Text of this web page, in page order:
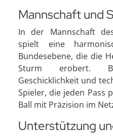
Mannschaft und
In der Mannschaft
spielt eine
Bundesebene, die die
Sturm erobert.
Geschicklichkeit und
Spieler, die jeden Pass
Ball mit Präzision im
Unterstützung